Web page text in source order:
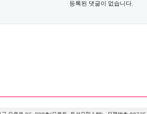
등록된 댓글이 없습니다.